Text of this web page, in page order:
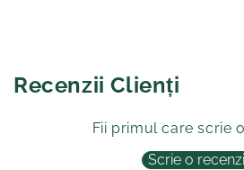
Recenzii Clienți
Fii primul care scrie
Scrie o